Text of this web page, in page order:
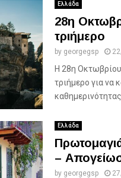
Ελλάδα
28η
τριήμερο
by georgegsp
Η 28η Οκτωβρίου
τριήμερο για να
Ελλάδα
–
by georgegsp